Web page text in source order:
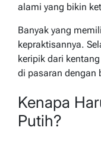
alami yang bikin
Banyak yang
kepraktisannya.
keripik dari
di pasaran dengan
Kenapa
Putih?